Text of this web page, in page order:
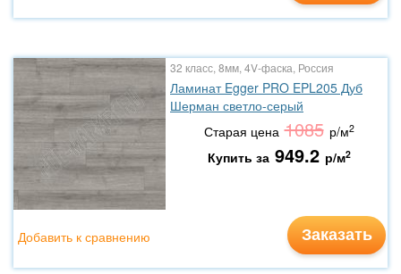
32 класс, 8мм, 4V-фаска, Россия
Ламинат Egger PRO EPL205 Дуб
Шерман светло-серый
Старая цена 1085 р/м2
Купить за 949.2 р/м2
Заказать
Добавить к сравнению